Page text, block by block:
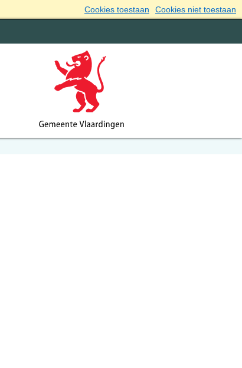
Cookies toestaan Cookies niet toestaan